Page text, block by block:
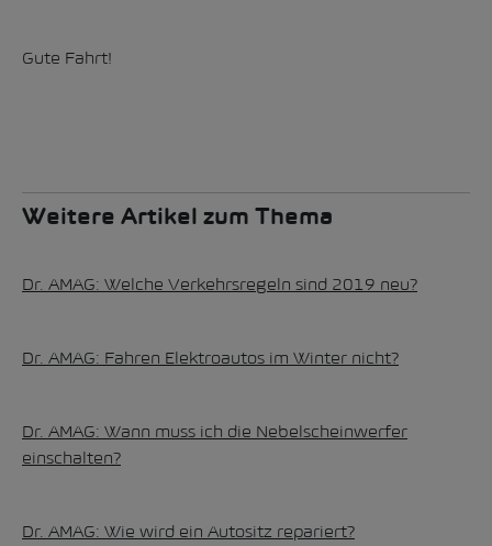
Gute Fahrt!
Weitere Artikel zum Thema
Dr. AMAG: Welche Verkehrsregeln sind 2019 neu?
Dr. AMAG: Fahren Elektroautos im Winter nicht?
Dr. AMAG: Wann muss ich die Nebelscheinwerfer
einschalten?
Dr. AMAG: Wie wird ein Autositz repariert?